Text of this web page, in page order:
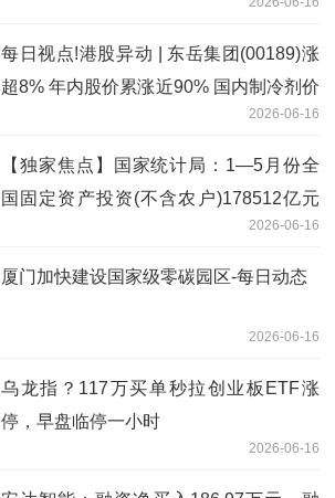
每日视点!港股异动 | 东岳集团(00189)涨
超8% 年内股价累涨近90% 国内制冷剂价
2026-06-16
【独家焦点】国家统计局：1—5月份全
国固定资产投资(不含农户)178512亿元
2026-06-16
厦门加快建设国家级零碳园区-每日动态
2026-06-16
乌龙指？117万买单秒拉创业板ETF涨
停，早盘临停一小时
2026-06-16